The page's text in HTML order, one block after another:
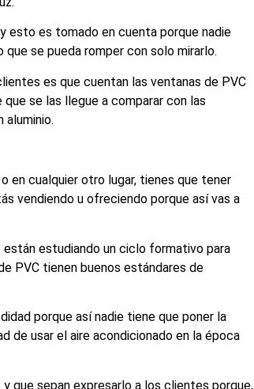
esto es tomado en cuenta porque nadie
se pueda romper con solo mirarlo.
es que cuentan las ventanas de PVC
se las llegue a comparar con las
aluminio.
en cualquier otro lugar, tienes que tener
vendiendo u ofreciendo porque así vas a
estudiando un ciclo formativo para
PVC tienen buenos estándares de
porque así nadie tiene que poner la
de usar el aire acondicionado en la época
que sepan expresarlo a los clientes porque,